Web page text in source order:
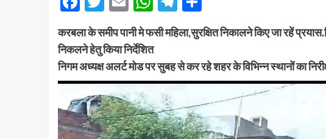
करबला के समीप पानी मे फसी महिला,सुरक्षित निकालने किए जा रहें
निकलने हेतु किया निर्देशित
निगम अध्यक्ष अलर्ट मोड पर सुबह से कर रहे शहर के विभिन्न स्थानों का